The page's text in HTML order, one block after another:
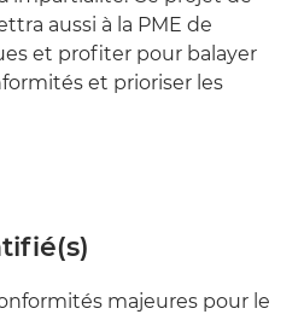
aussi à la PME de
et profiter pour balayer
et prioriser les
majeures pour le